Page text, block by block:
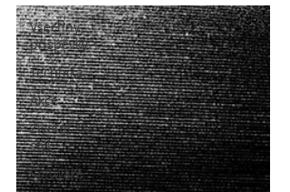
Všechny
příspěvky
Technika
Akce
Životní
styl
Software